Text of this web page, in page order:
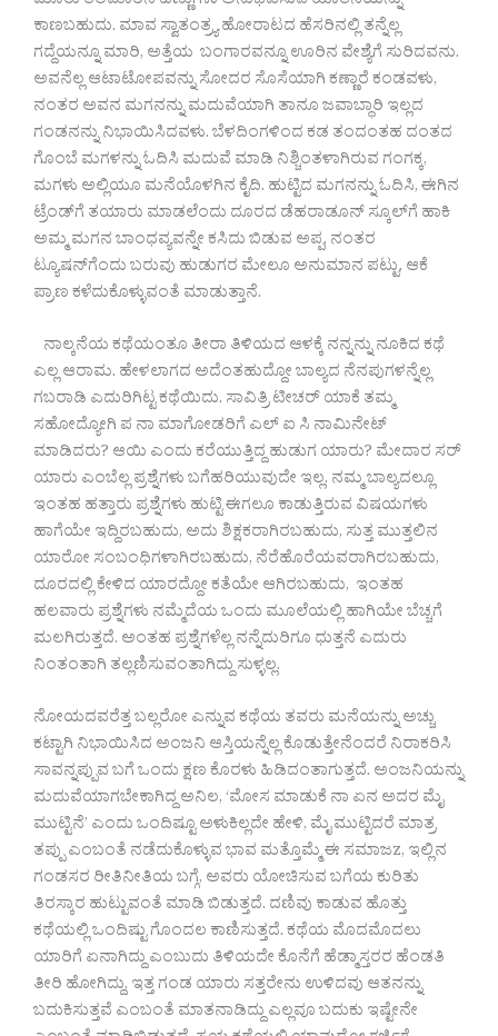
ಕಾಣಬಹುದು. ಮಾವ ಸ್ವಾತಂತ್ರ್ಯ ಹೋರಾಟದ ಹೆಸರಿನಲ್ಲಿ ತನ್ನೆಲ್ಲ
ಗದ್ದೆಯನ್ನೂ ಮಾರಿ, ಅತ್ತೆಯ ಬಂಗಾರವನ್ನೂ ಊರಿನ ವೇಶ್ಯೆಗೆ ಸುರಿದವನು.
ಅವನೆಲ್ಲ ಆಟಾಟೋಪವನ್ನು ಸೋದರ ಸೊಸೆಯಾಗಿ ಕಣ್ಣಾರೆ ಕಂಡವಳು,
ನಂತರ ಅವನ ಮಗನನ್ನು ಮದುವೆಯಾಗಿ ತಾನೂ ಜವಾಬ್ಧಾರಿ ಇಲ್ಲದ
ಗಂಡನನ್ನು ನಿಭಾಯಿಸಿದವಳು. ಬೆಳದಿಂಗಳಿಂದ ಕಡ ತಂದಂತಹ ದಂತದ
ಗೊಂಬೆ ಮಗಳನ್ನು ಓದಿಸಿ ಮದುವೆ ಮಾಡಿ ನಿಶ್ಚಿಂತಳಾಗಿರುವ ಗಂಗಕ್ಕ,
ಮಗಳು ಅಲ್ಲಿಯೂ ಮನೆಯೊಳಗಿನ ಕೈದಿ. ಹುಟ್ಟಿದ ಮಗನನ್ನು ಓದಿಸಿ, ಈಗಿನ
ಟ್ರೆಂಡ್‌ಗೆ ತಯಾರು ಮಾಡಲೆಂದು ದೂರದ ಡೆಹರಾಡೂನ್ ಸ್ಕೂಲ್‌ಗೆ ಹಾಕಿ
ಅಮ್ಮ ಮಗನ ಬಾಂಧವ್ಯವನ್ನೇ ಕಸಿದು ಬಿಡುವ ಅಪ್ಪ, ನಂತರ
ಟ್ಯೂಷನ್‌ಗೆಂದು ಬರುವು ಹುಡುಗರ ಮೇಲೂ ಅನುಮಾನ ಪಟ್ಟು, ಆಕೆ
ಪ್ರಾಣ ಕಳೆದುಕೊಳ್ಳುವಂತೆ ಮಾಡುತ್ತಾನೆ.
ನಾಲ್ಕನೆಯ ಕಥೆಯಂತೂ ತೀರಾ ತಿಳಿಯದ ಆಳಕ್ಕೆ ನನ್ನನ್ನು ನೂಕಿದ ಕಥೆ
ಎಲ್ಲ ಆರಾಮ. ಹೇಳಲಾಗದ ಅದೆಂತಹುದ್ದೋ ಬಾಲ್ಯದ ನೆನಪುಗಳನ್ನೆಲ್ಲ
ಗಬರಾಡಿ ಎದುರಿಗಿಟ್ಟ ಕಥೆಯಿದು. ಸಾವಿತ್ರಿ ಟೀಚರ್ ಯಾಕೆ ತಮ್ಮ
ಸಹೋದ್ಯೋಗಿ ಪ ನಾ ಮಾಗೋಡರಿಗೆ ಎಲ್ ಐ ಸಿ ನಾಮಿನೇಟ್
ಮಾಡಿದರು? ಆಯಿ ಎಂದು ಕರೆಯುತ್ತಿದ್ದ ಹುಡುಗ ಯಾರು? ಮೇದಾರ ಸರ್
ಯಾರು ಎಂಬೆಲ್ಲ ಪ್ರಶ್ನೆಗಳು ಬಗೆಹರಿಯುವುದೇ ಇಲ್ಲ. ನಮ್ಮ ಬಾಲ್ಯದಲ್ಲೂ
ಇಂತಹ ಹತ್ತಾರು ಪ್ರಶ್ನೆಗಳು ಹುಟ್ಟಿ ಈಗಲೂ ಕಾಡುತ್ತಿರುವ ವಿಷಯಗಳು
ಹಾಗೆಯೇ ಇದ್ದಿರಬಹುದು, ಅದು ಶಿಕ್ಷಕರಾಗಿರಬಹುದು, ಸುತ್ತ ಮುತ್ತಲಿನ
ಯಾರೋ ಸಂಬಂಧಿಗಳಾಗಿರಬಹುದು, ನೆರೆಹೊರೆಯವರಾಗಿರಬಹುದು,
ದೂರದಲ್ಲಿ ಕೇಳಿದ ಯಾರದ್ದೋ ಕತೆಯೇ ಆಗಿರಬಹುದು, ಇಂತಹ
ಹಲವಾರು ಪ್ರಶ್ನೆಗಳು ನಮ್ಮೆದೆಯ ಒಂದು ಮೂಲೆಯಲ್ಲಿ ಹಾಗಿಯೇ ಬೆಚ್ಚಗೆ
ಮಲಗಿರುತ್ತದೆ. ಅಂತಹ ಪ್ರಶ್ನೆಗಳೆಲ್ಲ ನನ್ನೆದುರಿಗೂ ಧುತ್ತನೆ ಎದುರು
ನಿಂತಂತಾಗಿ ತಲ್ಲಣಿಸುವಂತಾಗಿದ್ದು ಸುಳ್ಳಲ್ಲ.
ನೋಯದವರೆತ್ತ ಬಲ್ಲರೋ ಎನ್ನುವ ಕಥೆಯ ತವರು ಮನೆಯನ್ನು ಅಚ್ಚು
ಕಟ್ಟಾಗಿ ನಿಭಾಯಿಸಿದ ಅಂಜನಿ ಆಸ್ತಿಯನ್ನೆಲ್ಲ ಕೊಡುತ್ತೇನೆಂದರೆ ನಿರಾಕರಿಸಿ
ಸಾವನ್ನಪ್ಪುವ ಬಗೆ ಒಂದು ಕ್ಷಣ ಕೊರಳು ಹಿಡಿದಂತಾಗುತ್ತದೆ. ಅಂಜನಿಯನ್ನು
ಮದುವೆಯಾಗಬೇಕಾಗಿದ್ದ ಅನಿಲ, ‘ಮೋಸ ಮಾಡುಕೆ ನಾ ಏನ ಅದರ ಮೈ
ಮುಟ್ಟಿನೆ’ ಎಂದು ಒಂದಿಷ್ಟೂ ಅಳುಕಿಲ್ಲದೇ ಹೇಳಿ, ಮೈ ಮುಟ್ಟಿದರೆ ಮಾತ್ರ
ತಪ್ಪು ಎಂಬಂತೆ ನಡೆದುಕೊಳ್ಳುವ ಭಾವ ಮತ್ತೊಮ್ಮೆ ಈ ಸಮಾಜz, ಇಲ್ಲಿನ
ಗಂಡಸರ ರೀತಿನೀತಿಯ ಬಗ್ಗೆ, ಅವರು ಯೋಚಿಸುವ ಬಗೆಯ ಕುರಿತು
ತಿರಸ್ಕಾರ ಹುಟ್ಟುವಂತೆ ಮಾಡಿ ಬಿಡುತ್ತದೆ. ದಣಿವು ಕಾಡುವ ಹೊತ್ತು
ಕಥೆಯಲ್ಲಿ ಒಂದಿಷ್ಟು ಗೊಂದಲ ಕಾಣಿಸುತ್ತದೆ. ಕಥೆಯ ಮೊದಮೊದಲು
ಯಾರಿಗೆ ಏನಾಗಿದ್ದು ಎಂಬುದು ತಿಳಿಯದೇ ಕೊನೆಗೆ ಹೆಡ್ಮಾಸ್ತರರ ಹೆಂಡತಿ
ತೀರಿ ಹೋಗಿದ್ದು, ಇತ್ತ ಗಂಡ ಯಾರು ಸತ್ತರೇನು ಉಳಿದವು ಆತನನ್ನು
ಬದುಕಿಸುತ್ತವೆ ಎಂಬಂತೆ ಮಾತನಾಡಿದ್ದು ಎಲ್ಲವೂ ಬದುಕು ಇಷ್ಟೇನೇ